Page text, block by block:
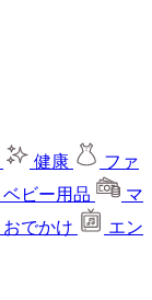
健康
ファ
ベビー用品
マ
おでかけ
エン